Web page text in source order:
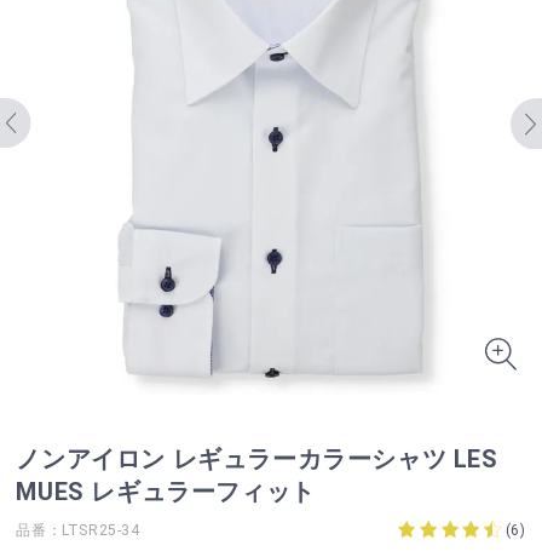
ノンアイロン レギュラーカラーシャツ LES
MUES レギュラーフィット
品番：LTSR25-34 (6)